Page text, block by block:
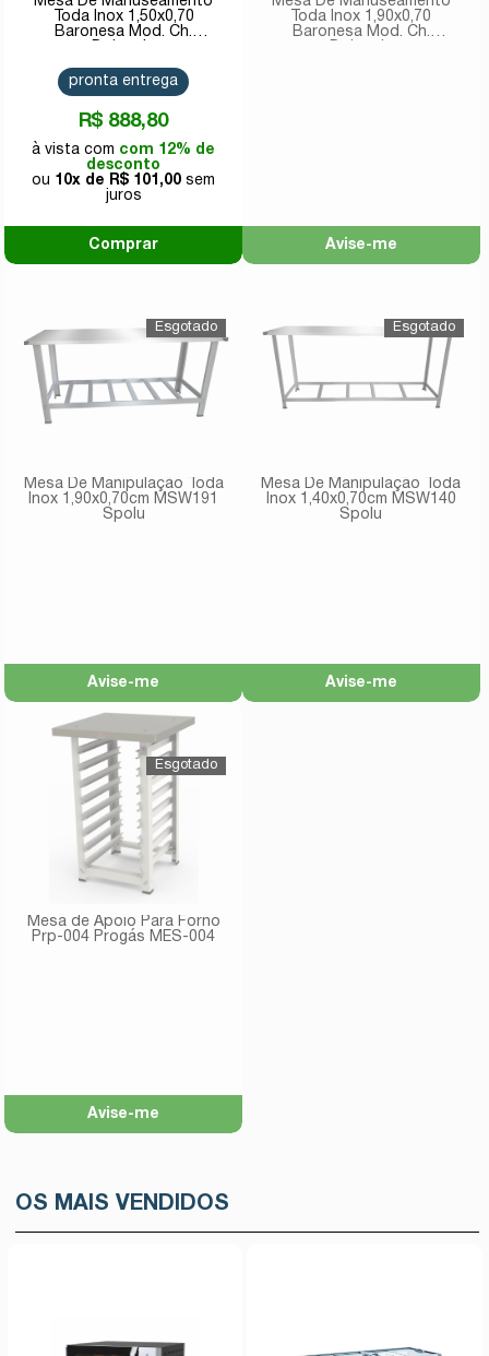
Toda Inox 1,50x0,70
Baronesa Mod. Ch.
R$ 888,80
com 12% de
desconto
10x de
R$ 101,00
pronta entrega
Comprar
Toda Inox 1,90x0,70
Baronesa Mod. Ch.
Avise-me
Mesa De Manipulação Toda
Inox 1,90x0,70cm MSW191
Spolu
Avise-me
Mesa De Manipulação Toda
Inox 1,40x0,70cm MSW140
Spolu
Avise-me
Mesa de Apoio Para Forno
Prp-004 Progás MES-004
Avise-me
OS MAIS VENDIDOS